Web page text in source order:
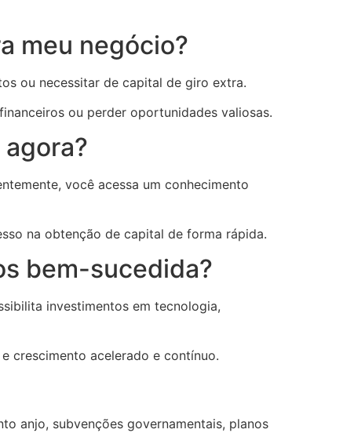
meu negócio?
ou necessitar de capital de giro extra.
ou perder oportunidades valiosas.
você acessa um conhecimento
na obtenção de capital de forma rápida.
bem-sucedida?
investimentos em tecnologia,
crescimento acelerado e contínuo.
anjo, subvenções governamentais, planos